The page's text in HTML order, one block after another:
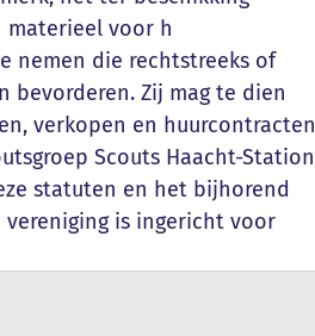
voor h
nemen die rechtstreeks of
bevorderen. Zij mag te dien
verkopen en huurcontracten
Scouts Haacht-Station
statuten en het bijhorend
vereniging is ingericht voor